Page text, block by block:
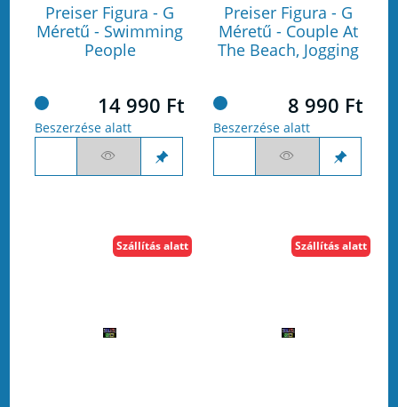
Preiser Figura - G
Méretű - Swimming
People
14 990 Ft
Beszerzése alatt
Preiser Figura - G
Méretű - Couple At
The Beach, Jogging
8 990 Ft
Beszerzése alatt
Szállítás alatt Szállítás alatt